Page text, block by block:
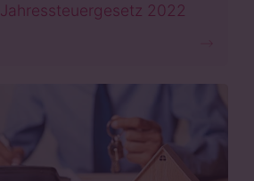
Jahressteuergesetz 2022